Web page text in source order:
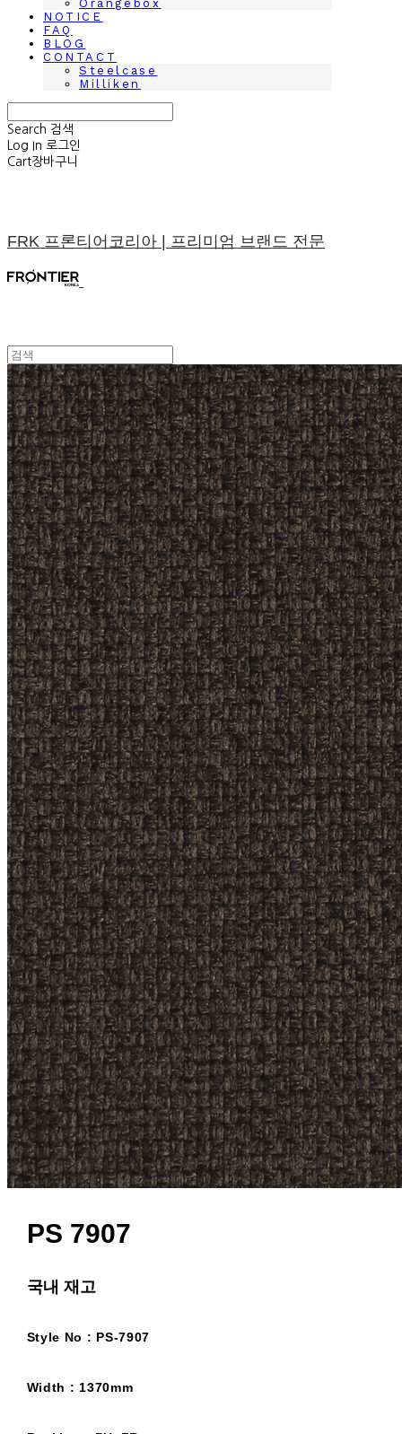
Orangebox
NOTICE
FAQ
BLOG
CONTACT
Steelcase
Milliken
Search 검색
Log In 로그인
Cart장바구니
FRK 프론티어코리아 | 프리미엄 브랜드 전문
PS 7907
국내 재고
Style No : PS-7907
Width : 1370mm